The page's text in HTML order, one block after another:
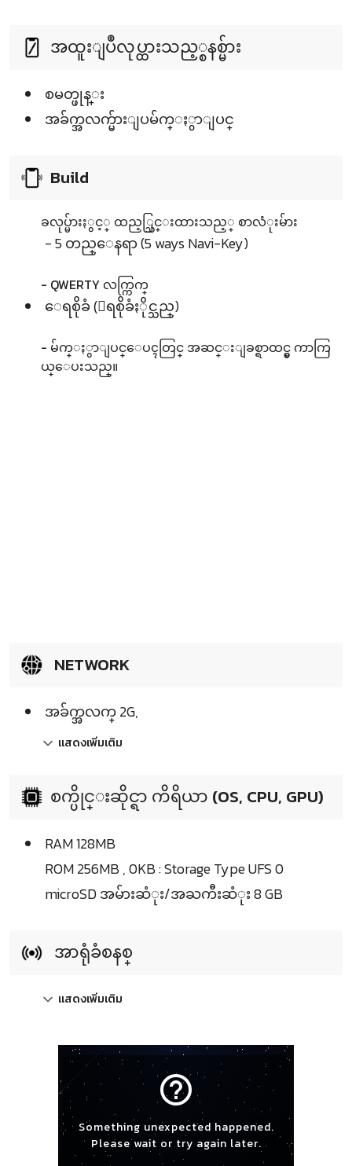
အထူးျပဳလုပ္ထားသည့္စနစ္မ်ား
စမတ္ဖုန္း
အခ်က္အလက္မ်ားျပမ်က္ႏွာျပင္
Build
ခလုပ္မ်ားႏွင့္ ထည့္သြင္းထားသည့္ စာလံုးမ်ား
- 5 တည္ေနရာ (5 ways Navi-Key)
- QWERTY လက္ကြက္
ေရစိုခံ (ေရစိုခံႏိုင္သည္)
- မ်က္ႏွာျပင္ေပၚတြင္ အဆင္းျခစ္ရာထင္မွ ကာကြ
ယ္ေပးသည္။
NETWORK
အခ်က္အလက္ 2G,
แสดงเพิ่มเติม
စက္ပိုင္းဆိုင္ရာ ကိရိယာ (OS, CPU, GPU)
RAM 128MB
ROM 256MB , 0KB : Storage Type UFS 0
microSD အမ်ားဆံုး/အႀကီးဆံုး 8 GB
အာရုံခံစနစ္
แสดงเพิ่มเติม
help_outline
Something unexpected happened.
Please wait or try again later.